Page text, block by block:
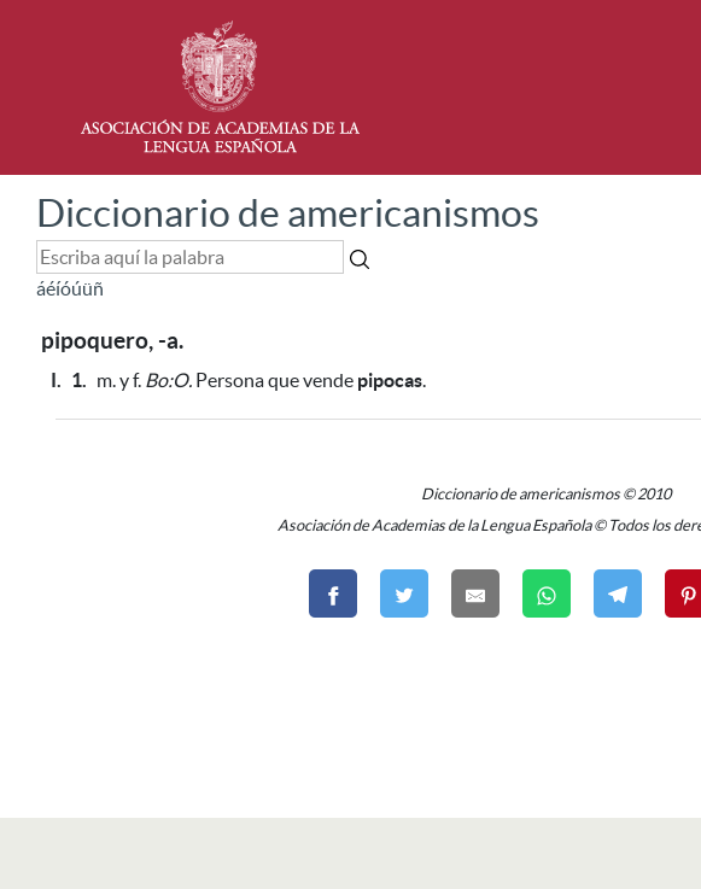
Diccionario de americanismos
áéíóúüñ
pipoquero, -a.
I. 1. m. y f. Bo:O. Persona que vende pipocas.
Diccionario de americanismos © 2010
Asociación de Academias de la Lengua Española © Todos los